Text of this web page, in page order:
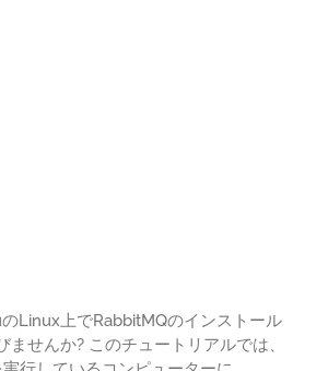
Linux上でRabbitMQのインストール
ませんか? このチュートリアルでは、